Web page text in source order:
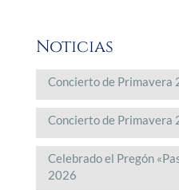
Noticias
Concierto de Primavera
Concierto de Primavera
Celebrado el Pregón
2026